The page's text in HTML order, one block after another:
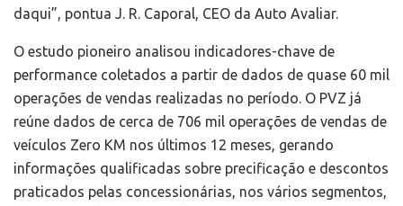
daqui”, pontua J. R. Caporal, CEO da Auto Avaliar.
O estudo pioneiro analisou indicadores-chave de
performance coletados a partir de dados de quase 60 mil
operações de vendas realizadas no período. O PVZ já
reúne dados de cerca de 706 mil operações de vendas de
veículos Zero KM nos últimos 12 meses, gerando
informações qualificadas sobre precificação e descontos
praticados pelas concessionárias, nos vários segmentos,